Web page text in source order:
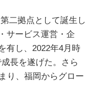
二拠点として誕生し
サービス運営・企
有し、2022年4月時
長を遂げた。さら
り、福岡からグロー